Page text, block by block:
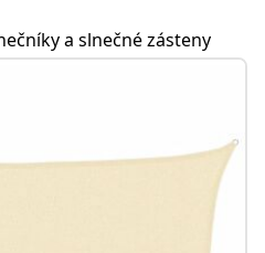
a slnečné zásteny